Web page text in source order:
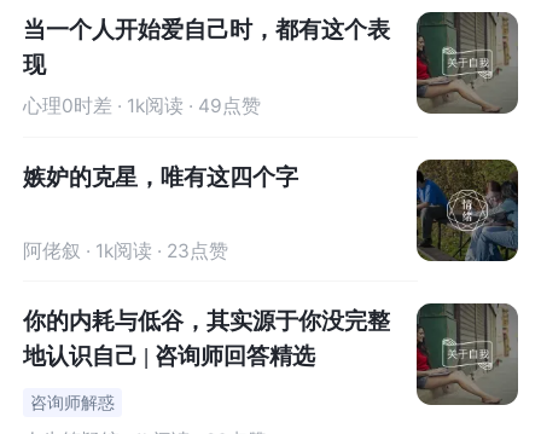
刻在DNA里的律动，
一种复杂的情绪综合体
当一个人开始爱自己时，都有这个表
现
心理0时差 · 1k阅读 · 49点赞
嫉妒的克星，唯有这四个字
阿佬叙 · 1k阅读 · 23点赞
你的内耗与低谷，其实源于你没完整
地认识自己 | 咨询师回答精选
咨询师解惑